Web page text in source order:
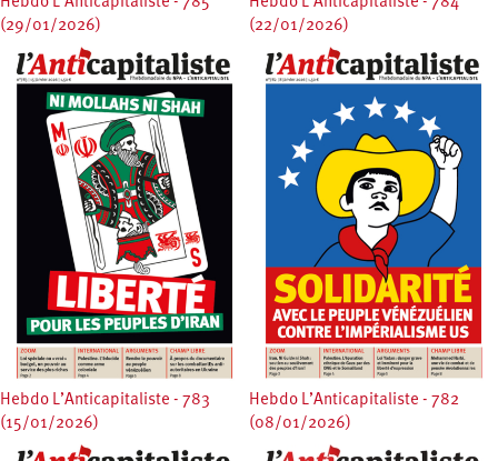
(29/01/2026)
(22/01/2026)
Hebdo L’Anticapitaliste - 783
(15/01/2026)
Hebdo L’Anticapitaliste - 782
(08/01/2026)